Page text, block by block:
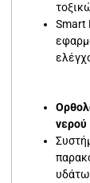
Smart
νερού